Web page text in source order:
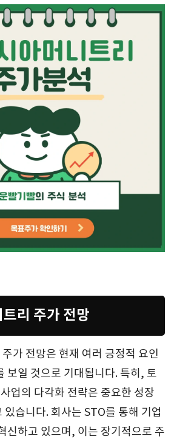
리 주가 전망
가 전망은 현재 여러 긍정적 요인
보일 것으로 기대됩니다. 특히, 토
업의 다각화 전략은 중요한 성장
있습니다. 회사는 STO를 통해 기업
신하고 있으며, 이는 장기적으로 주